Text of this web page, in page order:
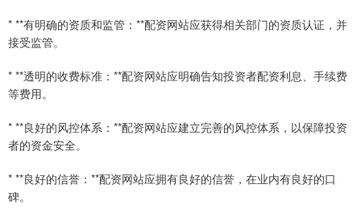
* **有明确的资质和监管：**配资网站应获得相关部门的资质认证，并
接受监管。
* **透明的收费标准：**配资网站应明确告知投资者配资利息、手续费
等费用。
* **良好的风控体系：**配资网站应建立完善的风控体系，以保障投资
者的资金安全。
* **良好的信誉：**配资网站应拥有良好的信誉，在业内有良好的口
碑。